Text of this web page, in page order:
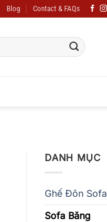
Blog Contact & FAQs
DANH MỤC
Ghế Đôn Sofa
Sofa Băng